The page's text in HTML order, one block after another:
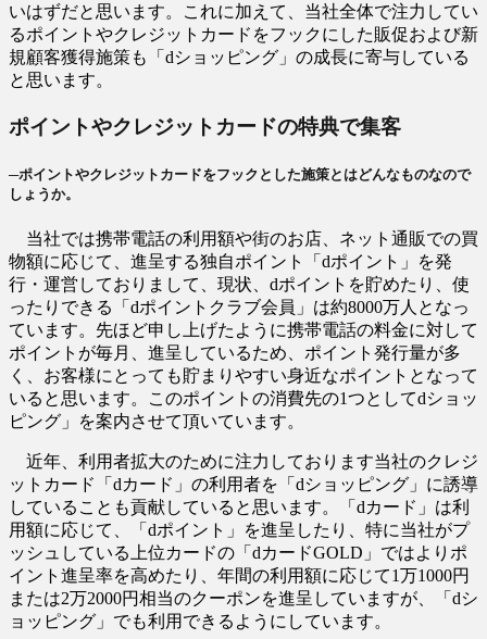
いはずだと思います。これに加えて、当社全体で注力してい
るポイントやクレジットカードをフックにした販促および新
規顧客獲得施策も「dショッピング」の成長に寄与している
と思います。
ポイントやクレジットカードの特典で集客
─ポイントやクレジットカードをフックとした施策とはどんなものなので
しょうか。
当社では携帯電話の利用額や街のお店、ネット通販での買
物額に応じて、進呈する独自ポイント「dポイント」を発
行・運営しておりまして、現状、dポイントを貯めたり、使
ったりできる「dポイントクラブ会員」は約8000万人となっ
ています。先ほど申し上げたように携帯電話の料金に対して
ポイントが毎月、進呈しているため、ポイント発行量が多
く、お客様にとっても貯まりやすい身近なポイントとなって
いると思います。このポイントの消費先の1つとしてdショッ
ピング」を案内させて頂いています。
近年、利用者拡大のために注力しております当社のクレジ
ットカード「dカード」の利用者を「dショッピング」に誘導
していることも貢献していると思います。「dカード」は利
用額に応じて、「dポイント」を進呈したり、特に当社がプ
ッシュしている上位カードの「dカードGOLD」ではよりポ
イント進呈率を高めたり、年間の利用額に応じて1万1000円
または2万2000円相当のクーポンを進呈していますが、「dシ
ョッピング」でも利用できるようにしています。